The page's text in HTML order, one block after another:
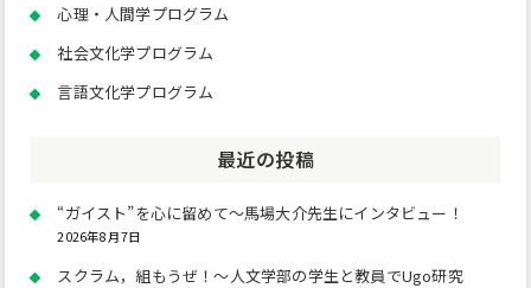
心理・人間学プログラム
社会文化学プログラム
言語文化学プログラム
最近の投稿
“ガイスト”を心に留めて～馬場大介先生にインタビュー！
2026年8月7日
スクラム，組もうぜ！～人文学部の学生と教員でUgo研究